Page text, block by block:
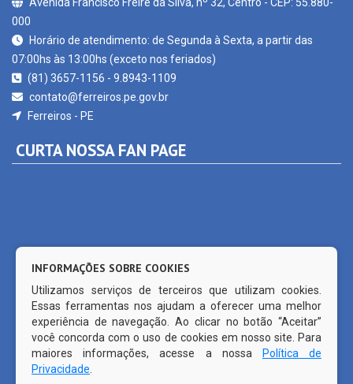
Horário de atendimento: de Segunda à Sexta, a partir das
contato@ferreiros.pe.gov.br
Ferreiros - PE
CURTA NOSSA FAN PAGE
INFORMAÇÕES SOBRE COOKIES
Utilizamos serviços de terceiros que utilizam cookies.
Essas ferramentas nos ajudam a oferecer uma melhor
experiência de navegação. Ao clicar no botão “Aceitar”
você concorda com o uso de cookies em nosso site. Para
maiores informações, acesse a nossa
Política de
Privacidade